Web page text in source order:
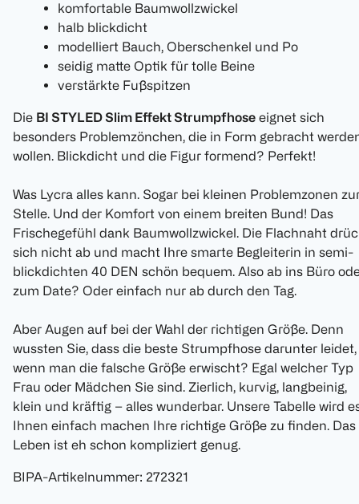
komfortable Baumwollzwickel
halb blickdicht
modelliert Bauch, Oberschenkel und Po
seidig matte Optik für tolle Beine
verstärkte Fußspitzen
Die BI STYLED Slim Effekt Strumpfhose eignet sich
besonders Problemzönchen, die in Form gebracht
wollen. Blickdicht und die Figur formend? Perfekt!
Was Lycra alles kann. Sogar bei kleinen Problemzonen
Stelle. Und der Komfort von einem breiten Bund! Das
Frischegefühl dank Baumwollzwickel. Die Flachnaht
sich nicht ab und macht Ihre smarte Begleiterin in semi-
blickdichten 40 DEN schön bequem. Also ab ins Büro
zum Date? Oder einfach nur ab durch den Tag.
Aber Augen auf bei der Wahl der richtigen Größe. Denn
wussten Sie, dass die beste Strumpfhose darunter leidet,
wenn man die falsche Größe erwischt? Egal welcher Typ
Frau oder Mädchen Sie sind. Zierlich, kurvig, langbeinig,
klein und kräftig – alles wunderbar. Unsere Tabelle wird
Ihnen einfach machen Ihre richtige Größe zu finden. Das
Leben ist eh schon kompliziert genug.
BIPA-Artikelnummer: 272321